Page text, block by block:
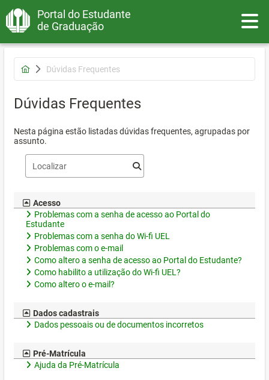
Portal do Estudante
de Graduação
Dúvidas Frequentes
Dúvidas Frequentes
Nesta página estão listadas dúvidas frequentes, agrupadas por
assunto.
Acesso
Problemas com a senha de acesso ao Portal do
Estudante
Problemas com a senha do Wi-fi UEL
Problemas com o e-mail
Como altero a senha de acesso ao Portal do Estudante?
Como habilito a utilização do Wi-fi UEL?
Como altero o e-mail?
Dados cadastrais
Dados pessoais ou de documentos incorretos
Pré-Matrícula
Ajuda da Pré-Matrícula